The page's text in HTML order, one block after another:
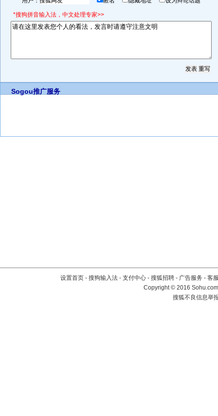
*搜狗拼音输入法，中文处理专家>>
Sogou推广服务
设置首页 - 搜狗输入法 - 支付中心 - 搜狐招聘 - 广告服务 - 客
Copyright©2016
搜狐不良信息举